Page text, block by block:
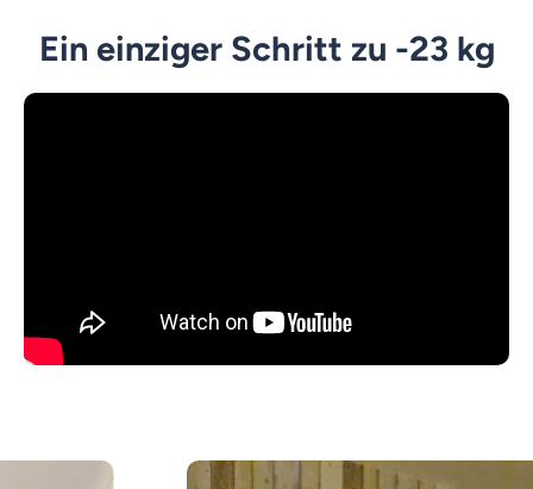
Ein einziger Schritt zu -23 kg